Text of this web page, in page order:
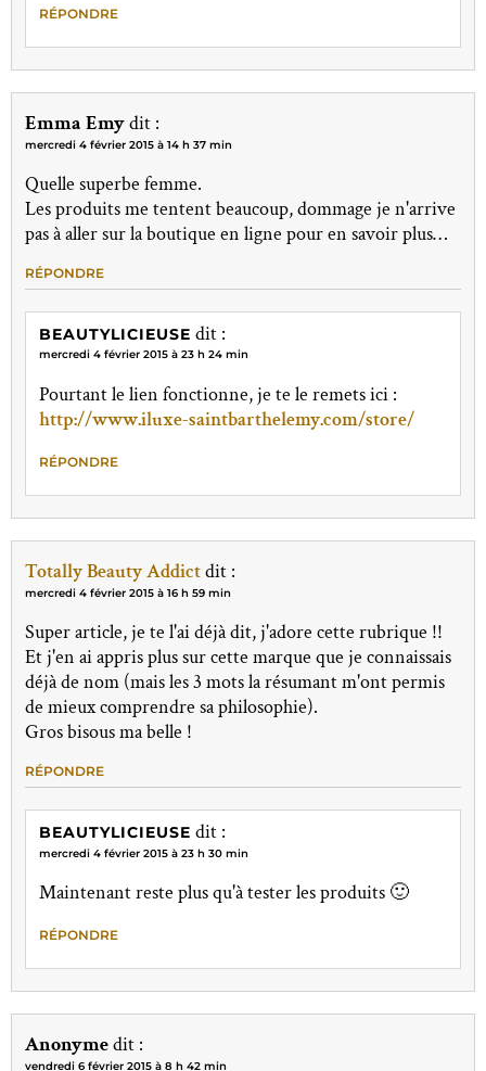
RÉPONDRE
Emma Emydit :
mercredi 4 février 2015 à 14 h 37 min
Quelle superbe femme.
Les produits me tentent beaucoup, dommage je n'arrive
pas à aller sur la boutique en ligne pour en savoir plus…
RÉPONDRE
BEAUTYLICIEUSE dit :
mercredi 4 février 2015 à 23 h 24 min
Pourtant le lien fonctionne, je te le remets ici :
http://www.iluxe-saintbarthelemy.com/store/
RÉPONDRE
Totally Beauty Addictdit :
mercredi 4 février 2015 à 16 h 59 min
Super article, je te l'ai déjà dit, j'adore cette rubrique !!
Et j'en ai appris plus sur cette marque que je connaissais
déjà de nom (mais les 3 mots la résumant m'ont permis
de mieux comprendre sa philosophie).
Gros bisous ma belle !
RÉPONDRE
BEAUTYLICIEUSE dit :
mercredi 4 février 2015 à 23 h 30 min
Maintenant reste plus qu'à tester les produits 🙂
RÉPONDRE
Anonymedit :
vendredi 6 février 2015 à 8 h 42 min